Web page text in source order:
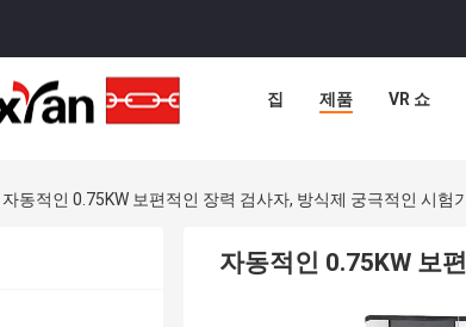
집 제품 VR 쇼
자동적인 0.75KW 보편적인 장력 검사자, 방식제 궁극적인 시험
자동적인 0.75KW 보